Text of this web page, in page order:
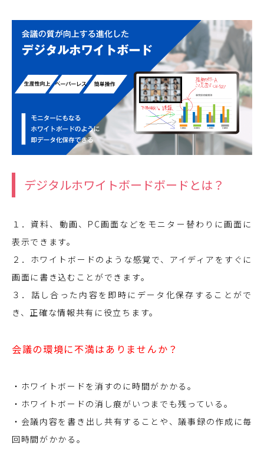
デジタルホワイトボードボードとは？
１．資料、動画、PC画面などをモニター替わりに画面に
表示できます。
２．ホワイトボードのような感覚で、アイディアをすぐに
画面に書き込むことができます。
３．話し合った内容を即時にデータ化保存することがで
き、正確な情報共有に役立ちます。
会議の環境に不満はありませんか？
・ホワイトボードを消すのに時間がかかる。
・ホワイトボードの消し痕がいつまでも残っている。
・会議内容を書き出し共有することや、議事録の作成に毎
回時間がかかる。